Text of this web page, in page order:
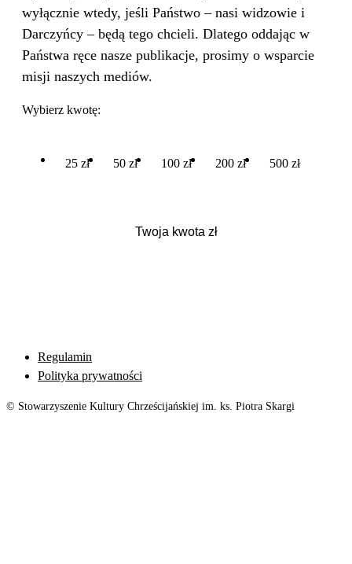
wyłącznie wtedy, jeśli Państwo – nasi widzowie i
Darczyńcy – będą tego chcieli. Dlatego oddając w
Państwa ręce nasze publikacje, prosimy o wsparcie
misji naszych mediów.
Wybierz kwotę:
25 zł 50 zł 100 zł 200 zł 500 zł
Regulamin
Polityka prywatności
© Stowarzyszenie Kultury Chrześcijańskiej im. ks. Piotra Skargi